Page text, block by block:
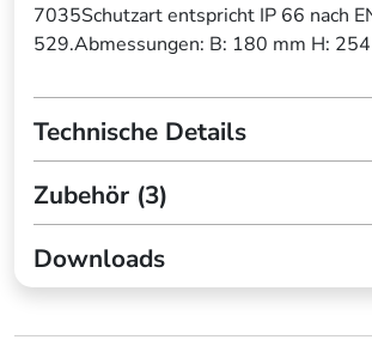
7035Schutzart entspricht IP 66 nach
529.Abmessungen: B: 180 mm H:
Technische Details
Zubehör (3)
Downloads